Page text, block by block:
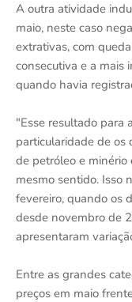
A outra atividade
maio, neste caso
extrativas, com
consecutiva e a mais
quando havia
"Esse resultado para
particularidade de os
de petróleo e minério
mesmo sentido. Isso
fevereiro, quando os
desde novembro de
apresentaram
Entre as grandes
preços em maio